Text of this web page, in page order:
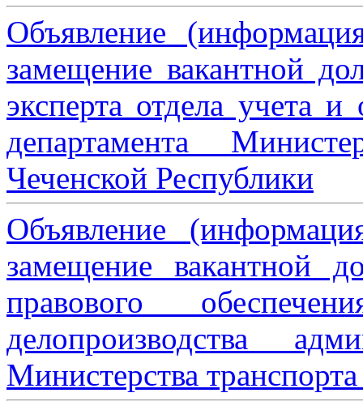
Объявление
замещение вакантной
эксперта отдела учета и
департамента
Чеченской Республики
Объявление
замещение вакантной
правового
делопроизводства
Министерства